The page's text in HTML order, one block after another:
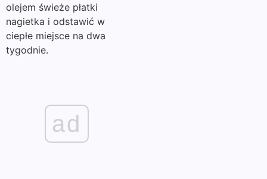
olejem świeże płatki
nagietka i odstawić w
ciepłe miejsce na dwa
tygodnie.
ad